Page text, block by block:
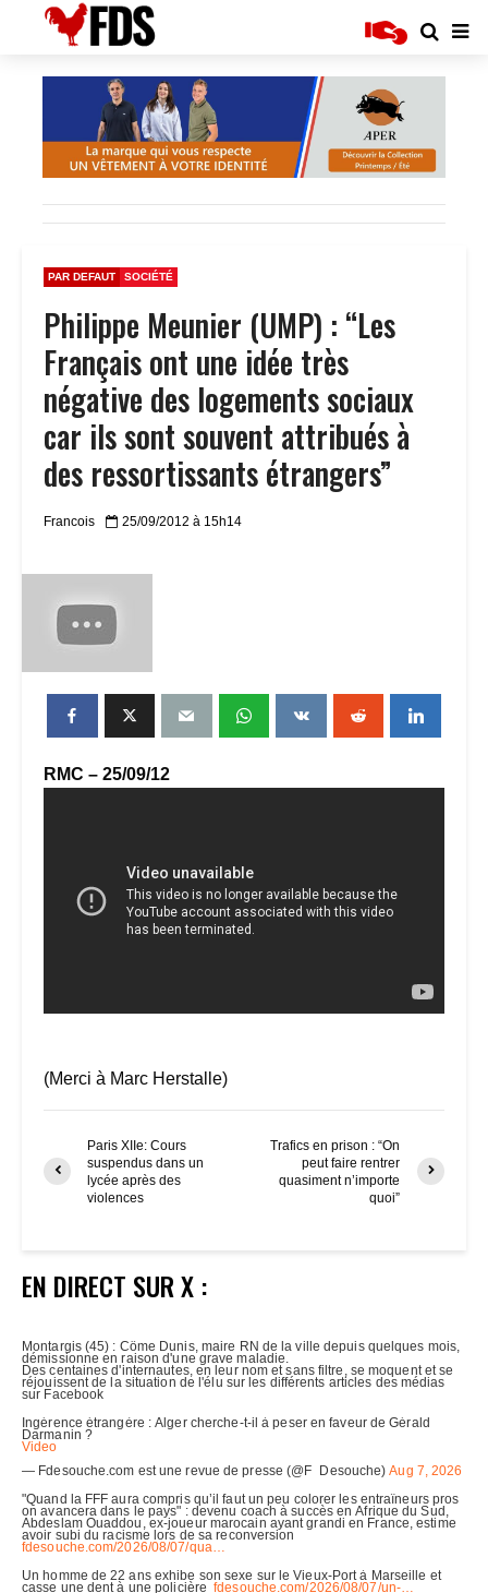
PAR DEFAUT SOCIÉTÉ
Philippe Meunier (UMP) : “Les
Français ont une idée très
négative des logements sociaux
car ils sont souvent attribués à
des ressortissants étrangers”
Francois 25/09/2012 à 15h14
RMC – 25/09/12
(Merci à Marc Herstalle)
Paris XIIe: Cours
suspendus dans un
lycée après des
violences
Trafics en prison : “On
peut faire rentrer
quasiment n’importe
quoi”
EN DIRECT SUR X :